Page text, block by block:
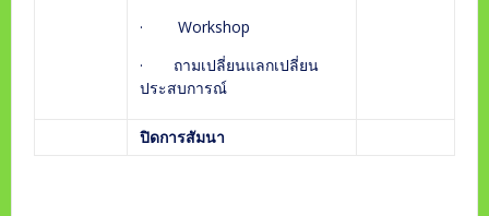
· Workshop
· ถามเปลี่ยนแลกเปลี่ยน
ประสบการณ์
ปิดการสัมนา